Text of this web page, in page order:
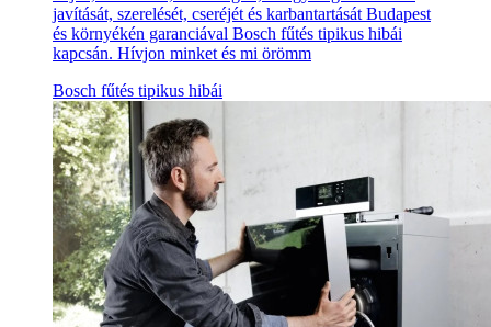
javítását, szerelését, cseréjét és karbantartását Budapest
és környékén garanciával Bosch fűtés tipikus hibái
kapcsán. Hívjon minket és mi örömm
Bosch fűtés tipikus hibái